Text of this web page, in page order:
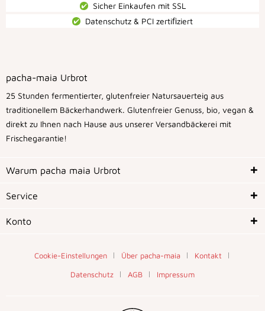
Sicher Einkaufen mit SSL
Datenschutz & PCI zertiﬁziert
pacha-maia Urbrot
25 Stunden fermentierter, glutenfreier Natursauerteig aus
traditionellem Bäckerhandwerk. Glutenfreier Genuss, bio, vegan &
direkt zu Ihnen nach Hause aus unserer Versandbäckerei mit
Frischegarantie!
Warum pacha maia Urbrot
Service
Konto
Cookie-Einstellungen Über pacha-maia
Kontakt
Datenschutz
AGB Impressum